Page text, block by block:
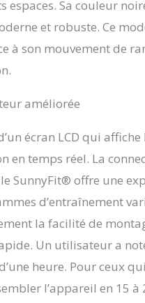
pour passer d’un
intensif du corps
rembourré à bords
sûr et confortable.
instructions fournis
commencer à
d’expérience,
équipements
Sa couleur
et robuste. Ce
à son mouvement de
améliorée
écran LCD qui
en temps réel. La
SunnyFit® offre une
d’entraînement
la facilité de
Un utilisateur a
heure. Pour ceux
l’appareil en 15 à